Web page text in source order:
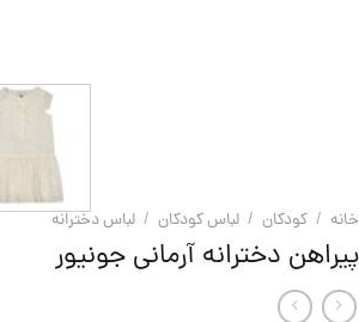
خانه / کودکان / لباس کودکان / لباس دخترانه
پیراهن دخترانه آرمانی جونیور